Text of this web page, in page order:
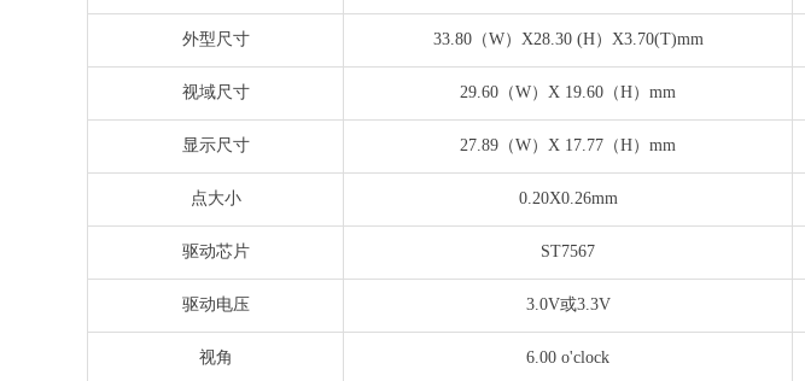
外型尺寸 33.80（W）X28.30 (H）X3.70(T)mm
视域尺寸 29.60（W）X 19.60（H）mm
显示尺寸 27.89（W）X 17.77（H）mm
点大小 0.20X0.26mm
驱动芯片 ST7567
驱动电压 3.0V或3.3V
视角 6.00 o'clock